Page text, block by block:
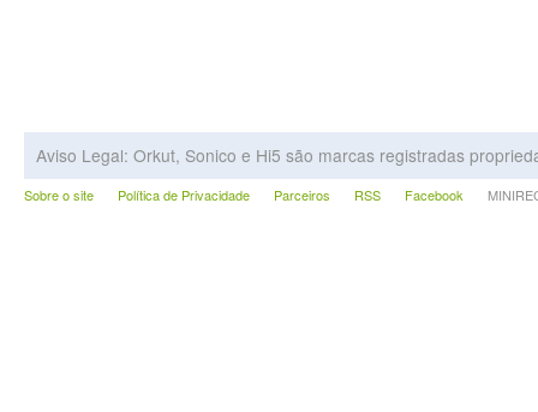
Aviso Legal: Orkut, Sonico e Hi5 são marcas registradas
Sobre o site Política de Privacidade Parceiros RSS Facebook